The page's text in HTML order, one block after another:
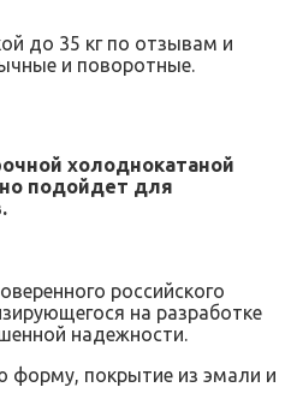
до 35 кг по отзывам и
и поворотные.
холоднокатаной
подойдет для
российского
на разработке
надежности.
форму, покрытие из эмали и